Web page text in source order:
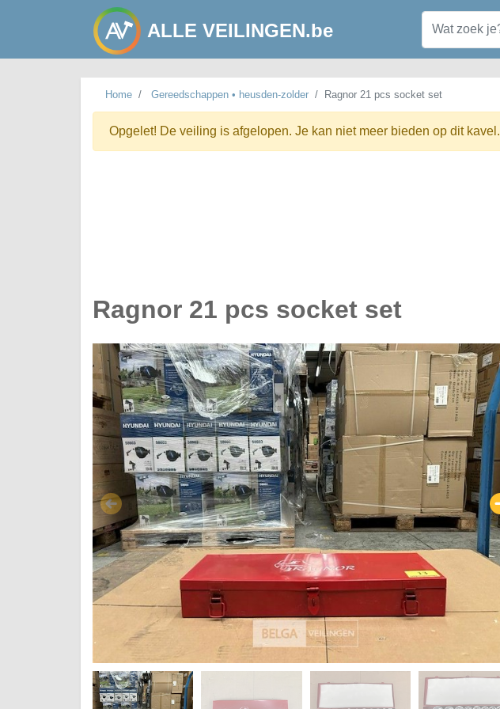
ALLE VEILINGEN.be
Home Gereedschappen • heusden-zolder Ragnor 21 pcs socket set
Opgelet! De veiling is afgelopen. Je kan niet meer bieden op dit kavel.
Ragnor 21 pcs socket set